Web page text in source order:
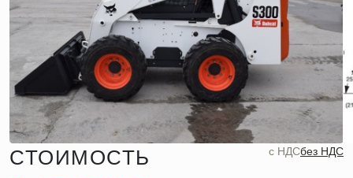
СТОИМОСТЬ c НДСбез НДС